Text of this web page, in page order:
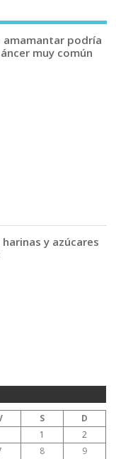
amamantar podría
muy común
y azúcares
S
D
1
2
8 9